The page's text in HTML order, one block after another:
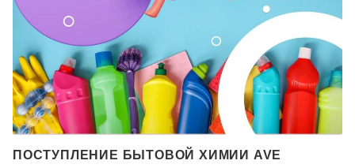
ПОСТУПЛЕНИЕ БЫТОВОЙ ХИМИИ AVE